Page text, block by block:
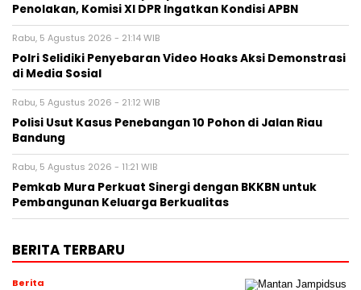
Penolakan, Komisi XI DPR Ingatkan Kondisi APBN
Rabu, 5 Agustus 2026 - 21:14 WIB
Polri Selidiki Penyebaran Video Hoaks Aksi Demonstrasi
di Media Sosial
Rabu, 5 Agustus 2026 - 21:12 WIB
Polisi Usut Kasus Penebangan 10 Pohon di Jalan Riau
Bandung
Rabu, 5 Agustus 2026 - 11:21 WIB
Pemkab Mura Perkuat Sinergi dengan BKKBN untuk
Pembangunan Keluarga Berkualitas
BERITA TERBARU
Berita